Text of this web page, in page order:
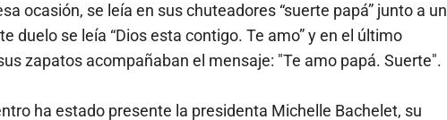
ocasión, se leía en sus chuteadores “suerte papá” junto a un
duelo se leía “Dios esta contigo. Te amo” y en el último
zapatos acompañaban el mensaje: "Te amo papá. Suerte".
ha estado presente la presidenta Michelle Bachelet, su